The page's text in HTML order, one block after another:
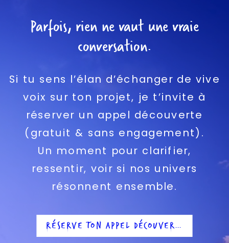
Si tu sens l’élan d’échanger de vive
voix sur ton projet, je t’invite à
réserver un appel découverte
(gratuit & sans engagement).
Un moment pour clarifier,
ressentir, voir si nos univers
résonnent ensemble.
Parfois, rien ne vaut une vraie
conversation.
RÉSERVE TON APPEL DÉCOUVERTE